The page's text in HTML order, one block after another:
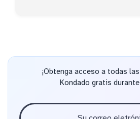
¡Obtenga acceso a todas
Kondado gratis